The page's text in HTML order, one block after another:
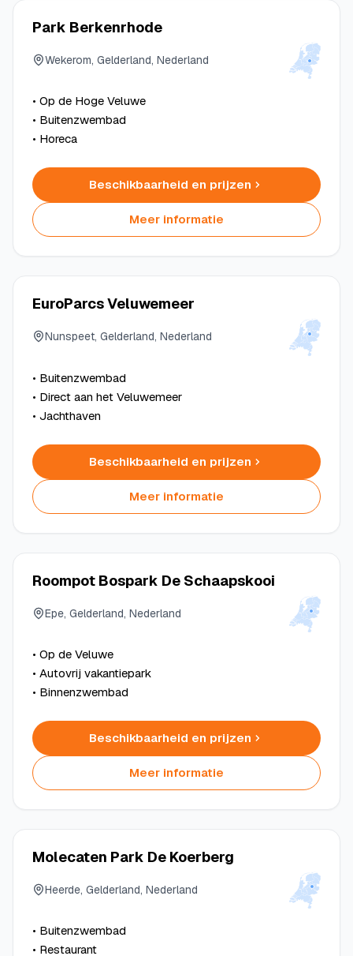
Park Berkenrhode
Wekerom, Gelderland, Nederland
• Op de Hoge Veluwe
• Buitenzwembad
• Horeca
Beschikbaarheid en prijzen
Meer informatie
EuroParcs Veluwemeer
Nunspeet, Gelderland, Nederland
• Buitenzwembad
• Direct aan het Veluwemeer
• Jachthaven
Beschikbaarheid en prijzen
Meer informatie
Roompot Bospark De Schaapskooi
Epe, Gelderland, Nederland
• Op de Veluwe
• Autovrij vakantiepark
• Binnenzwembad
Beschikbaarheid en prijzen
Meer informatie
Molecaten Park De Koerberg
Heerde, Gelderland, Nederland
• Buitenzwembad
• Restaurant